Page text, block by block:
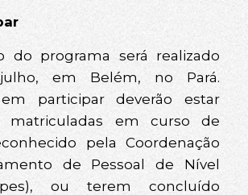
do programa será realizado
em Belém, no Pará.
em participar deverão estar
matriculadas em curso de
pela Coordenação
de Pessoal de Nível
ou terem concluído